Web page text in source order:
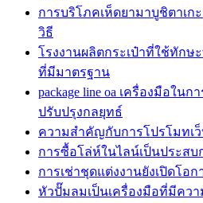
การบริโภคเห็ดยามาบูชิตาเก
วิธี
โรงงานผลิตกระเป๋าที่ใช้ทัก
ที่มีมาตรฐาน
package line oa เครื่องมือใน
ปรับปรุงกลยุทธ์
ความสำคัญกับการโปรโมทเ
การซื้อโล่ห์ในไลน์เป็นประส
การเช่าชุดแต่งงานยังเปิดโอก
หัวปั๊มลมเป็นเครื่องมือที่มีคว